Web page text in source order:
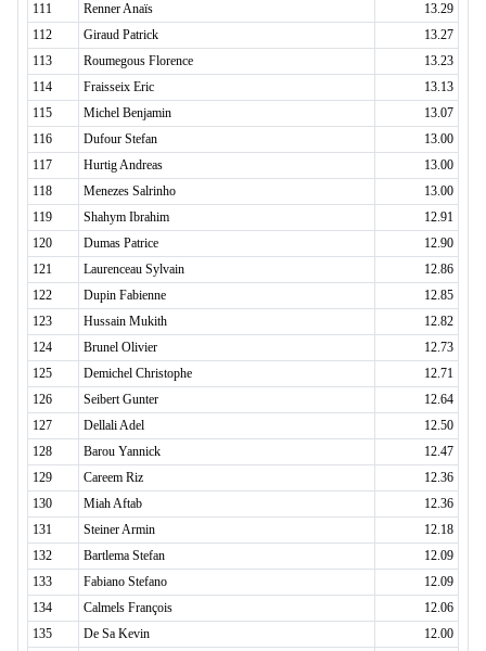
111
Renner Anaïs
13.29
112
Giraud Patrick
13.27
113
Roumegous Florence
13.23
114
Fraisseix Eric
13.13
115
Michel Benjamin
13.07
116
Dufour Stefan
13.00
117
Hurtig Andreas
13.00
118
Menezes Salrinho
13.00
119
Shahym Ibrahim
12.91
120
Dumas Patrice
12.90
121
Laurenceau Sylvain
12.86
122
Dupin Fabienne
12.85
123
Hussain Mukith
12.82
124
Brunel Olivier
12.73
125
Demichel Christophe
12.71
126
Seibert Gunter
12.64
127
Dellali Adel
12.50
128
Barou Yannick
12.47
129
Careem Riz
12.36
130
Miah Aftab
12.36
131
Steiner Armin
12.18
132
Bartlema Stefan
12.09
133
Fabiano Stefano
12.09
134
Calmels François
12.06
135
De Sa Kevin
12.00